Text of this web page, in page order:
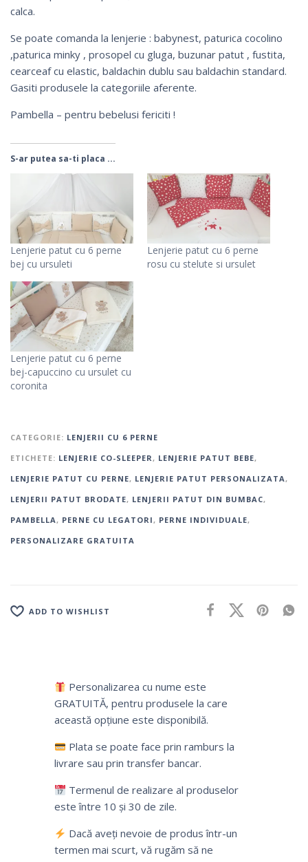
calca.
Se poate comanda la lenjerie : babynest, paturica cocolino
,paturica minky , prosopel cu gluga, buzunar patut , fustita,
cearceaf cu elastic, baldachin dublu sau baldachin standard.
Gasiti produsele la categoriile aferente.
Pambella – pentru bebelusi fericiti !
S-ar putea sa-ti placa ...
Lenjerie patut cu 6 perne
bej cu ursuleti
Lenjerie patut cu 6 perne
rosu cu stelute si ursulet
Lenjerie patut cu 6 perne
bej-capuccino cu ursulet cu
coronita
CATEGORIE: LENJERII CU 6 PERNE
ETICHETE: LENJERIE CO-SLEEPER, LENJERIE PATUT BEBE,
LENJERIE PATUT CU PERNE, LENJERIE PATUT PERSONALIZATA,
LENJERII PATUT BRODATE, LENJERII PATUT DIN BUMBAC,
PAMBELLA, PERNE CU LEGATORI, PERNE INDIVIDUALE,
PERSONALIZARE GRATUITA
ADD TO WISHLIST
Personalizarea cu nume este
GRATUITĂ, pentru produsele la care
această opțiune este disponibilă.
Plata se poate face prin ramburs la
livrare sau prin transfer bancar.
Termenul de realizare al produselor
este între 10 și 30 de zile.
Dacă aveți nevoie de produs într-un
termen mai scurt, vă rugăm să ne